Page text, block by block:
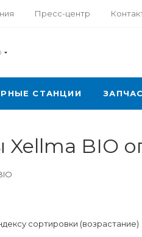
Пресс-центр
СТАНЦИИ
BIO
сортировки (возрастание)